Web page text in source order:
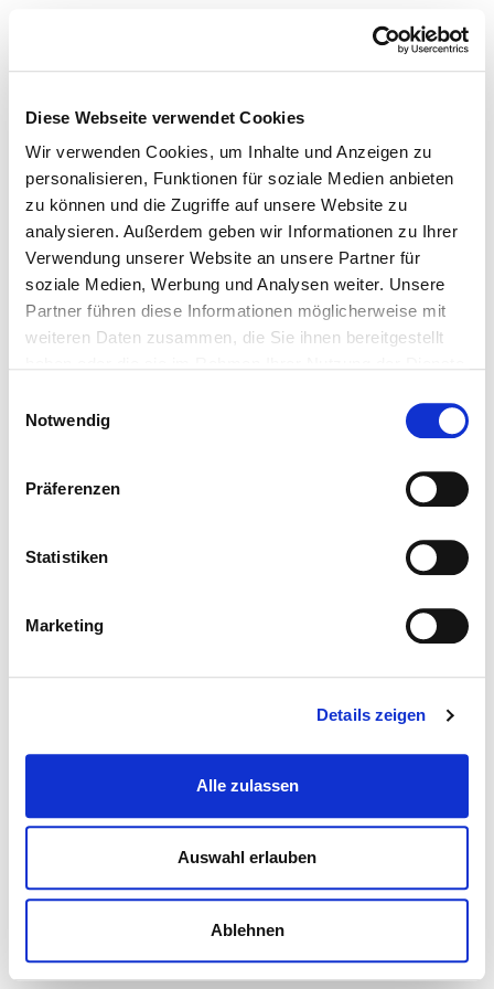
Diese Webseite verwendet Cookies
Wir verwenden Cookies, um Inhalte und Anzeigen zu
personalisieren, Funktionen für soziale Medien anbieten
zu können und die Zugriffe auf unsere Website zu
analysieren. Außerdem geben wir Informationen zu Ihrer
Verwendung unserer Website an unsere Partner für
soziale Medien, Werbung und Analysen weiter. Unsere
Partner führen diese Informationen möglicherweise mit
weiteren Daten zusammen, die Sie ihnen bereitgestellt
Notwendig
Präferenzen
Statistiken
Marketing
Details zeigen
Alle zulassen
Auswahl erlauben
Ablehnen